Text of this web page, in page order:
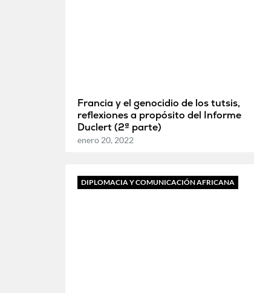
Francia y el genocidio de los tutsis,
reflexiones a propósito del Informe
Duclert (2ª parte)
enero 20, 2022
DIPLOMACIA Y COMUNICACIÓN AFRICANA